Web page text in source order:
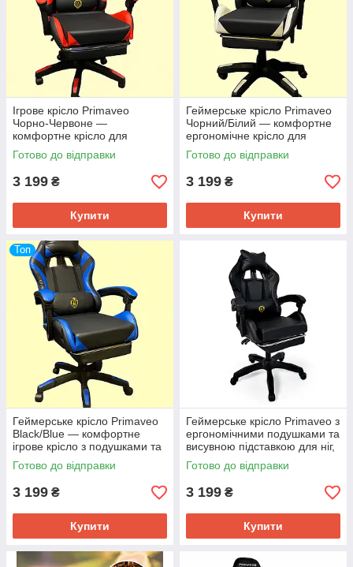
Ігрове крісло Primaveo
Чорно-Червоне —
комфортне крісло для
геймерів із підтримкою спини
та регульованою спинкою
Готово до відправки
3 199 ₴
Купити
Геймерське крісло Primaveo
Чорний/Білий — комфортне
ергономічне крісло для
геймерів із подушками та
підставкою для ніг
Готово до відправки
3 199 ₴
Купити
Топ
Геймерське крісло Primaveo
Black/Blue — комфортне
ігрове крісло з подушками та
підставкою для ніг
Готово до відправки
3 199 ₴
Купити
Геймерське крісло Primaveo з
ергономічними подушками та
висувною підставкою для ніг,
Чорний
Готово до відправки
3 199 ₴
Купити